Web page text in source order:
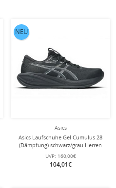
Asics
Asics Laufschuhe Gel Cumulus 28
(Dämpfung) schwarz/grau Herren
UVP: 160,00€
104,01€
NEU